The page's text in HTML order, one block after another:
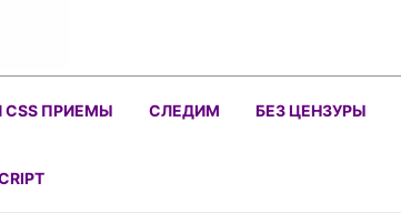
CSS ПРИЕМЫ СЛЕДИМ БЕЗ ЦЕНЗУРЫ